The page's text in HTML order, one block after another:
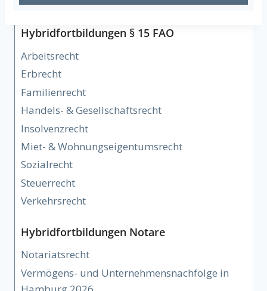
Hybridfortbildungen § 15 FAO
Arbeitsrecht
Erbrecht
Familienrecht
Handels- & Gesellschaftsrecht
Insolvenzrecht
Miet- & Wohnungseigentumsrecht
Sozialrecht
Steuerrecht
Verkehrsrecht
Hybridfortbildungen Notare
Notariatsrecht
Vermögens- und Unternehmensnachfolge in